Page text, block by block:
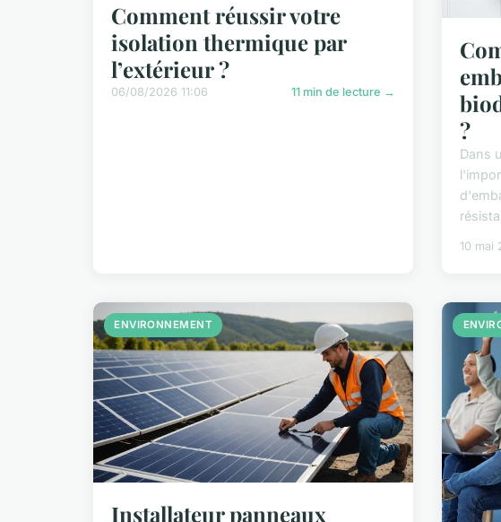
Comment réussir votre
isolation thermique par
l’extérieur ?
06/08/2026 11:06 11 min de lecture →
?
Dans
10 mai
ENVIRONNEMENT
Installateur panneaux